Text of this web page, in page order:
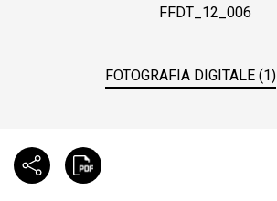
FFDT_12_006
FOTOGRAFIA DIGITALE (1)